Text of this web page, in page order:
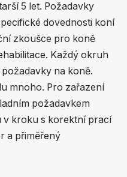
5 let. Požadavky
dovednosti koní
zkoušce pro koně
Každý okruh
na koně.
mnoho. Pro zařazení
požadavkem
v kroku s korektní prací
a přiměřený